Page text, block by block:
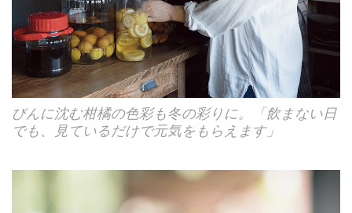
びんに沈む柑橘の色彩も冬の彩りに。「飲まない日
でも、見ているだけで元気をもらえます」